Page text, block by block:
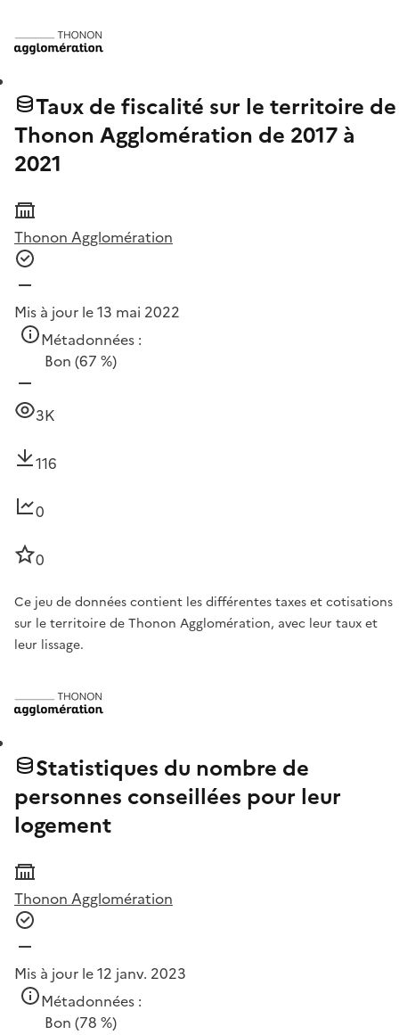
Taux de fiscalité sur le territoire de
Thonon Agglomération de 2017 à
2021
Thonon Agglomération
Mis à jour le 13 mai 2022
Métadonnées :
Bon (67 %)
3K
116
0
0
Ce jeu de données contient les différentes taxes et cotisations
sur le territoire de Thonon Agglomération, avec leur taux et
leur lissage.
Statistiques du nombre de
personnes conseillées pour leur
logement
Thonon Agglomération
Mis à jour le 12 janv. 2023
Métadonnées :
Bon (78 %)